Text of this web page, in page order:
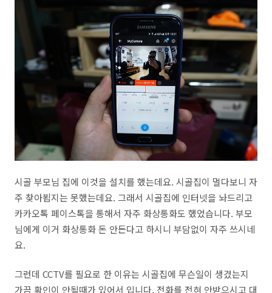
시골 부모님 집에 이것을 설치를 했는데요. 시골집이 멀다보니 자
주 찾아뵙지는 못했는데요. 그래서 시골집에 인터넷을 놔드리고
카카오톡 페이스톡을 통해서 자주 화상통화도 했었습니다. 부모
님에게 이거 화상통화 돈 안든다고 하시니 부담없이 자주 쓰시네
요.
그런데 CCTV를 필요로 한 이유는 시골집에 무슨일이 생겼는지
가끔 확인이 안될때가 있어서 입니다. 전화를 전혀 안받으시고 대